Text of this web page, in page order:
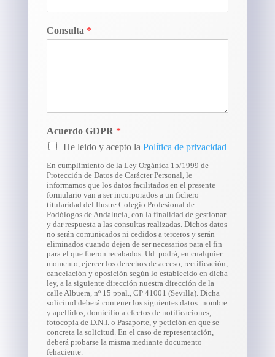
Consulta *
Acuerdo GDPR *
He leido y acepto la Política de privacidad
En cumplimiento de la Ley Orgánica 15/1999 de
Protección de Datos de Carácter Personal, le
informamos que los datos facilitados en el presente
formulario van a ser incorporados a un fichero
titularidad del Ilustre Colegio Profesional de
Podólogos de Andalucía, con la finalidad de gestionar
y dar respuesta a las consultas realizadas. Dichos datos
no serán comunicados ni cedidos a terceros y serán
eliminados cuando dejen de ser necesarios para el fin
para el que fueron recabados. Ud. podrá, en cualquier
momento, ejercer los derechos de acceso, rectificación,
cancelación y oposición según lo establecido en dicha
ley, a la siguiente dirección nuestra dirección de la
calle Albuera, nº 15 ppal., CP 41001 (Sevilla). Dicha
solicitud deberá contener los siguientes datos: nombre
y apellidos, domicilio a efectos de notificaciones,
fotocopia de D.N.I. o Pasaporte, y petición en que se
concreta la solicitud. En el caso de representación,
deberá probarse la misma mediante documento
fehaciente.